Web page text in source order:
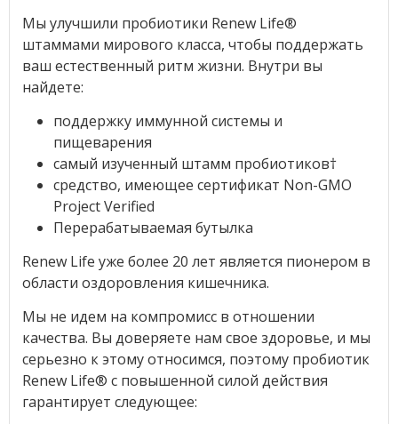
Мы улучшили пробиотики Renew Life®
штаммами мирового класса, чтобы поддержать
ваш естественный ритм жизни. Внутри вы
найдете:
поддержку иммунной системы и
пищеварения
самый изученный штамм пробиотиков†
средство, имеющее сертификат Non-GMO
Project Verified
Перерабатываемая бутылка
Renew Life уже более 20 лет является пионером в
области оздоровления кишечника.
Мы не идем на компромисс в отношении
качества. Вы доверяете нам свое здоровье, и мы
серьезно к этому относимся, поэтому пробиотик
Renew Life® с повышенной силой действия
гарантирует следующее: